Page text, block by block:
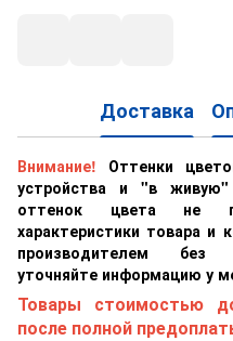
Доставка
Внимание!
Оттенки
устройства и "в
оттенок цвета не
характеристики товара и
производителем без
уточняйте информацию у
Товары стоимостью
после полной